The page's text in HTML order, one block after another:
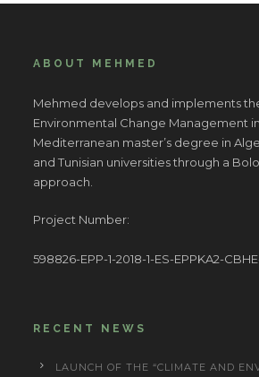
ABOUT MEHMED
Mehmed develops and implements
Environmental Change Management
Mediterranean master’s degree in
and Tunisian universities through a
approach.
Project Number:
598826-EPP-1-2018-1-ES-EPPKA2-
RECENT NEWS
LAUNCH OF THE “CLIMATE AND